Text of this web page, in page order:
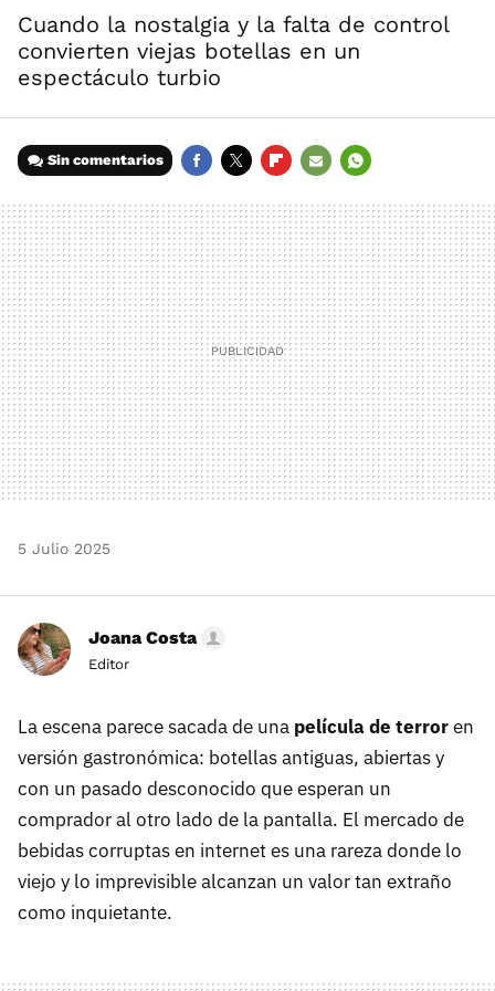
Cuando la nostalgia y la falta de control
convierten viejas botellas en un
espectáculo turbio
Sin comentarios
MAIL
5 Julio 2025
Joana Costa
Editor
La escena parece sacada de una película de terroren
versión gastronómica: botellas antiguas, abiertas y
con un pasado desconocido que esperan un
comprador al otro lado de la pantalla. El mercado de
bebidas corruptas en internet es una rareza donde lo
viejo y lo imprevisible alcanzan un valor tan extraño
como inquietante.